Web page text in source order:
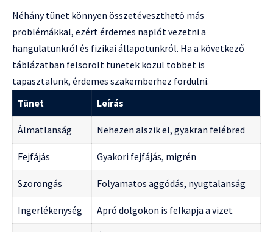
Néhány tünet könnyen összetéveszthető más
problémákkal, ezért érdemes naplót vezetni a
hangulatunkról és fizikai állapotunkról. Ha a következő
táblázatban felsorolt tünetek közül többet is
tapasztalunk, érdemes szakemberhez fordulni.
Tünet
Leírás
Álmatlanság Nehezen alszik el, gyakran felébred
Fejfájás Gyakori fejfájás, migrén
Szorongás Folyamatos aggódás, nyugtalanság
Ingerlékenység Apró dolgokon is felkapja a vizet